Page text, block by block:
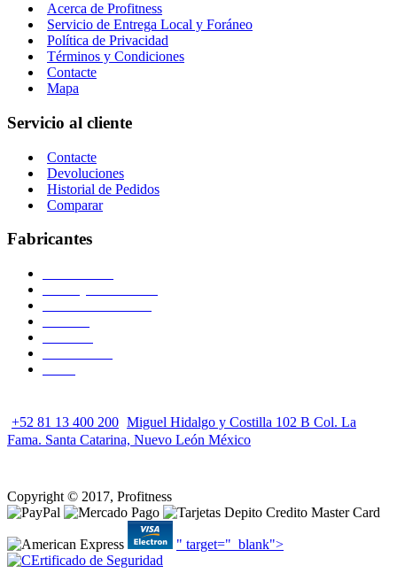
Acerca de Profitness
Servicio de Entrega Local y Foráneo
Política de Privacidad
Términos y Condiciones
Contacte
Mapa
Servicio al cliente
Contacte
Devoluciones
Historial de Pedidos
Comparar
Fabricantes
+52 81 13 400 200 Miguel Hidalgo y Costilla 102 B Col. La
Fama. Santa Catarina, Nuevo León México
Copyright © 2017, Profitness
" target="_blank">